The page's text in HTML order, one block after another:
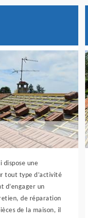
dispose une
tout type d’activité
d’engager un
de réparation
de la maison, il